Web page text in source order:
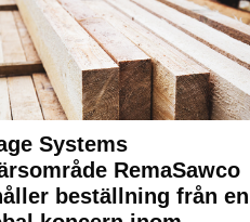
Systems
RemaSawco
beställning från en